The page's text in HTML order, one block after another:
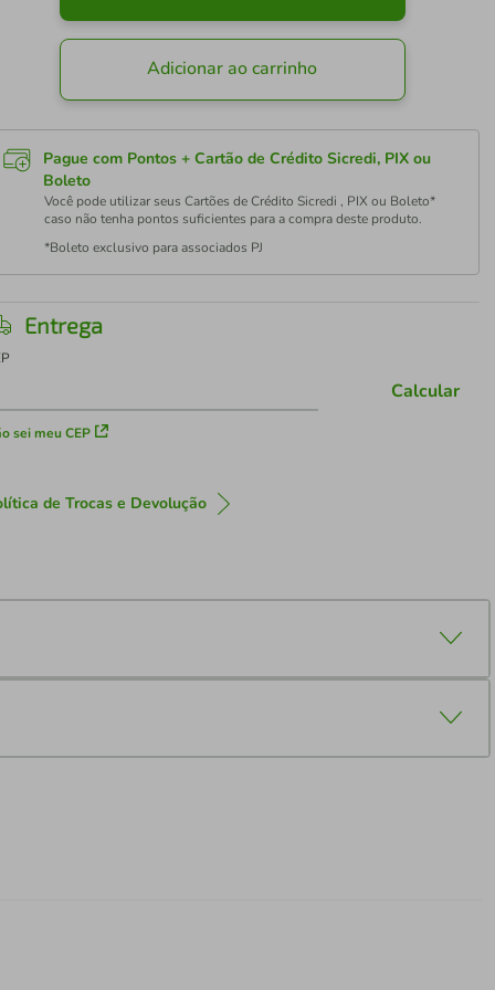
Adicionar ao carrinho
Pague com Pontos + Cartão de Crédito Sicredi, PIX ou
Boleto
Você pode utilizar seus Cartões de Crédito Sicredi , PIX ou Boleto*
caso não tenha pontos suficientes para a compra deste produto.
*Boleto exclusivo para associados PJ
Entrega
sei meu CEP
Calcular
de Trocas e Devolução